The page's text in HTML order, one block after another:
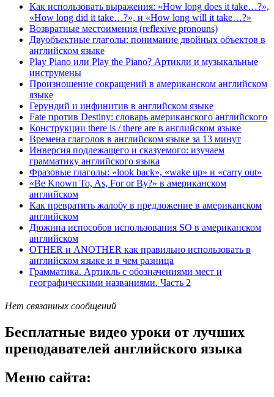
Как использовать выражения: «How long does it take…?»,
«How long did it take…?», и «How long will it take…?»
Возвратные местоимения (reflexive pronouns)
Двуобъектные глаголы: понимание двойных объектов в
английском языке
Play Piano или Play the Piano? Артикли и музыкальные
инструмены
Произношение сокращений в американском английском
языке
Герундий и инфинитив в английском языке
Fate против Destiny: словарь американского английского
Конструкции there is / there are в английском языке
Времена глаголов в английском языке за 13 минут
Инверсия подлежащего и сказуемого: изучаем
грамматику английского языка
Фразовые глаголы: «look back», «wake up» и «carry out»
«Be Known To, As, For or By?» в американском
английском
Как превратить жалобу в предложение в американском
английском
Дюжина испособов использования SO в американском
английском
OTHER и ANOTHER как правильно использовать в
английском языке и в чем разница
Грамматика. Артикль с обозначениями мест и
географическими названиями. Часть 2
Нет связанных сообщений
Бесплатные видео уроки от лучших
преподавателей английского языка
Меню сайта: